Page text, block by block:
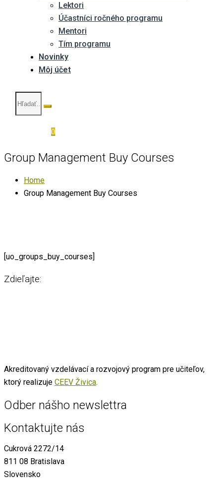
Lektori
Účastníci ročného programu
Mentori
Tím programu
Novinky
Môj účet
0
Group Management Buy Courses
Home
Group Management Buy Courses
[uo_groups_buy_courses]
Zdieľajte:
Akreditovaný vzdelávací a rozvojový program pre učiteľov,
ktorý realizuje CEEV Živica.
Odber nášho newslettra
Kontaktujte nás
Cukrová 2272/14
811 08 Bratislava
Slovensko